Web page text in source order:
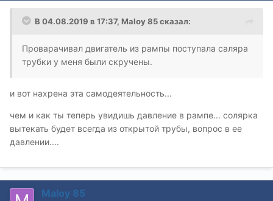
В 04.08.2019 в 17:37, Maloy 85сказал:
Проварачивал двигатель из рампы поступала саляра
трубки у меня были скручены.
и вот нахрена эта самодеятельность...
чем и как ты теперь увидишь давление в рампе... солярка
вытекать будет всегда из открытой трубы, вопрос в ее
давлении....
Maloy 85